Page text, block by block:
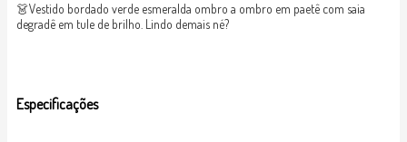
👗Vestido bordado verde esmeralda ombro a ombro em paetê com saia
degradê em tule de brilho. Lindo demais né?
Especificações